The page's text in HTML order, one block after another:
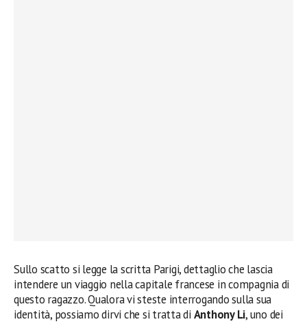
Sullo scatto si legge la scritta Parigi, dettaglio che lascia
intendere un viaggio nella capitale francese in compagnia di
questo ragazzo. Qualora vi steste interrogando sulla sua
identità, possiamo dirvi che si tratta di Anthony Li, uno dei